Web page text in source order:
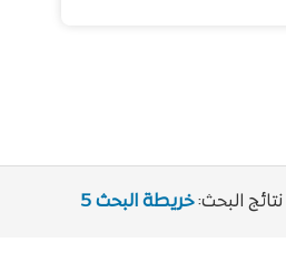
البحث:خريطة البحث 5